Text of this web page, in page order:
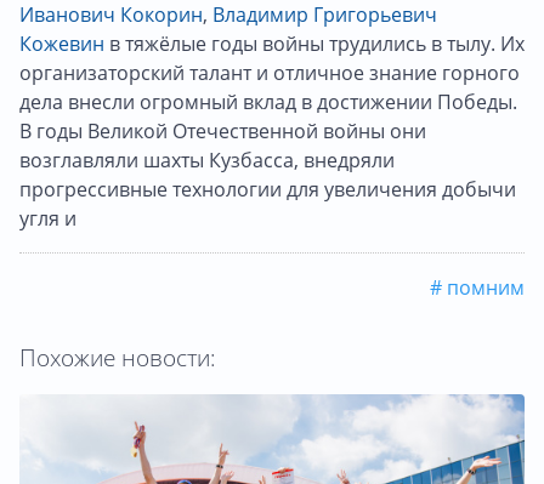
Иванович Кокорин, Владимир Григорьевич
Кожевин в тяжёлые годы войны трудились в тылу. Их
организаторский талант и отличное знание горного
дела внесли огромный вклад в достижении Победы.
В годы Великой Отечественной войны они
возглавляли шахты Кузбасса, внедряли
прогрессивные технологии для увеличения добычи
угля и
# помним
Похожие новости: